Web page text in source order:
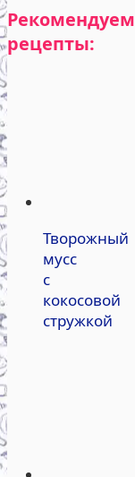
Рекомендуем
рецепты:
Творожный
мусс
с
кокосовой
стружкой